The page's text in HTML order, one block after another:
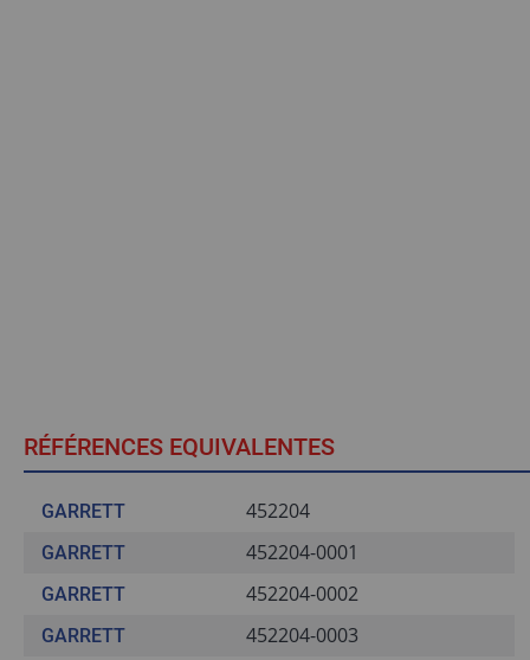
RÉFÉRENCES EQUIVALENTES
GARRETT 452204
GARRETT 452204-0001
GARRETT 452204-0002
GARRETT 452204-0003